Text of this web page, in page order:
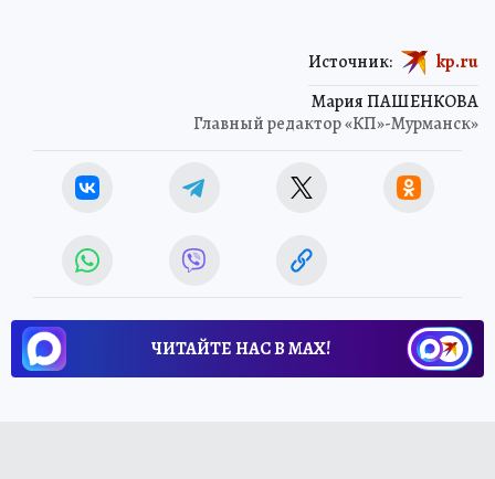
Мария ПАШЕНКОВА
Главный редактор «КП»-Мурманск»
Источник: kp.ru
ЧИТАЙТЕ НАС В МАХ!